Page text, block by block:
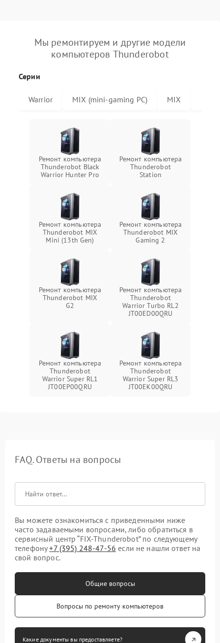
Мы ремонтируем и другие модели
компьютеров Thunderobot
Серии
Warrior MIX (mini-gaming PC) MIX
Ремонт компьютера
Thunderobot Black
Warrior Hunter Pro
Ремонт компьютера
Thunderobot
Station
Ремонт компьютера
Thunderobot MIX
Mini (13th Gen)
Ремонт компьютера
Thunderobot MIX
Gaming 2
Ремонт компьютера
Thunderobot MIX
G2
Ремонт компьютера
Thunderobot
Warrior Turbo RL2
JT00ED00QRU
Ремонт компьютера
Thunderobot
Warrior Super RL1
JT00EP00QRU
Ремонт компьютера
Thunderobot
Warrior Super RL3
JT00EK00QRU
FAQ. Ответы на вопросы
Вы можете ознакомиться с приведенными ниже
часто задаваемыми вопросами, либо обратиться в
сервисный центр “FIX-Thunderobot” по следующему
телефону+7 (395) 248-47-56 если не нашли ответ на
свой вопрос.
Общие вопросы
Вопросы по ремонту компьютеров
Какие документы вы предоставляете?